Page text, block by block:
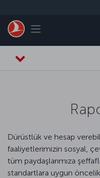
Toggle navigation
Dürüstlük ve hesap
faaliyetlerimizin sosyal,
tüm paydaşlarımıza
standartlara uygun